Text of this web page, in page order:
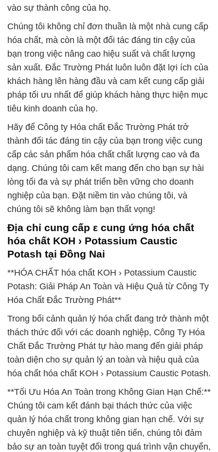
vào sự thành công của họ.
Chúng tôi không chỉ đơn thuần là một nhà cung cấp
hóa chất, mà còn là một đối tác đáng tin cậy của
bạn trong việc nâng cao hiệu suất và chất lượng
sản xuất. Đắc Trường Phát luôn luôn đặt lợi ích của
khách hàng lên hàng đầu và cam kết cung cấp giải
pháp tối ưu nhất để giúp khách hàng thực hiện mục
tiêu kinh doanh của họ.
Hãy để Công ty Hóa chất Đắc Trường Phát trở
thành đối tác đáng tin cậy của bạn trong việc cung
cấp các sản phẩm hóa chất chất lượng cao và đa
dạng. Chúng tôi cam kết mang đến cho bạn sự hài
lòng tối đa và sự phát triển bền vững cho doanh
nghiệp của bạn. Đặt niềm tin vào chúng tôi, và
chúng tôi sẽ không làm bạn thất vọng!
Địa chỉ cung cấp ε cung ứng hóa chất
hóa chất KOH › Potassium Caustic
Potash tại Đồng Nai
**HÓA CHẤT hóa chất KOH › Potassium Caustic
Potash: Giải Pháp An Toàn và Hiệu Quả từ Công Ty
Hóa Chất Đắc Trường Phát**
Trong bối cảnh quản lý hóa chất đang trở thành một
thách thức đối với các doanh nghiệp, Công Ty Hóa
Chất Đắc Trường Phát tự hào mang đến giải pháp
toàn diện cho sự quản lý an toàn và hiệu quả của
hóa chất hóa chất KOH › Potassium Caustic Potash.
**Tối Ưu Hóa An Toàn trong Không Gian Hạn Chế:**
Chúng tôi cam kết đánh bại thách thức của việc
quản lý hóa chất trong không gian hạn chế. Với sự
chuyên nghiệp và kỹ thuật tiên tiến, chúng tôi đảm
bảo sự an toàn tuyệt đối trong quá trình vận chuyển,